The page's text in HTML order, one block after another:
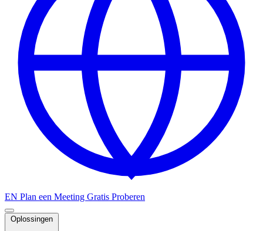
EN Plan een Meeting Gratis Proberen